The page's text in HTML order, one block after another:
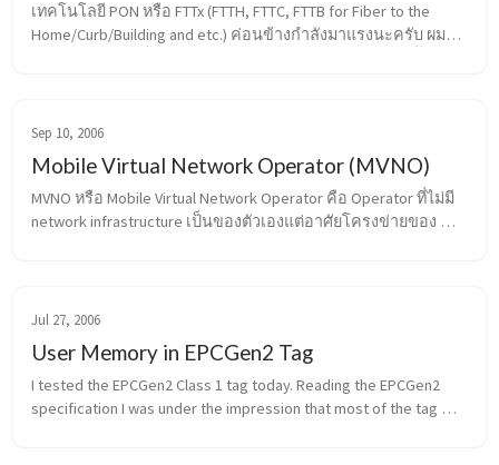
เทคโนโลยี PON หรือ FTTx (FTTH, FTTC, FTTB for Fiber to the
Home/Curb/Building and etc.) ค่อนข้างกำลังมาแรงนะครับ ผม
Sep 10, 2006
Mobile Virtual Network Operator (MVNO)
MVNO หรือ Mobile Virtual Network Operator คือ Operator ที่ไม่มี
network infrastructure เป็นของตัวเองแต่อาศัยโครงข่ายของ
Jul 27, 2006
User Memory in EPCGen2 Tag
I tested the EPCGen2 Class 1 tag today. Reading the EPCGen2
specification I was under the impression that most of the tag